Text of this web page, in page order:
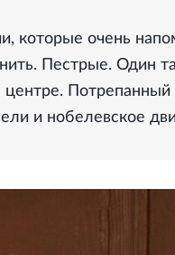
которые очень
Пестрые. Один
и нобелевское